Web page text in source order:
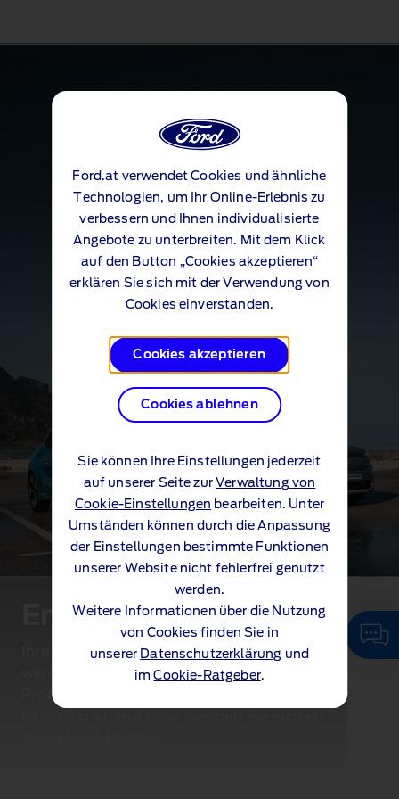
Ford.at verwendet Cookies und ähnliche
Technologien, um Ihr Online-Erlebnis zu
verbessern und Ihnen individualisierte
Angebote zu unterbreiten. Mit dem Klick
auf den Button „Cookies akzeptieren“
erklären Sie sich mit der Verwendung von
Cookies einverstanden.
Cookies akzeptieren
Cookies ablehnen
Sie können Ihre Einstellungen jederzeit
auf unserer Seite zur Verwaltung von
Cookie-Einstellungen bearbeiten. Unter
Umständen können durch die Anpassung
der Einstellungen bestimmte Funktionen
unserer Website nicht fehlerfrei genutzt
werden.
Weitere Informationen über die Nutzung
von Cookies finden Sie in
unserer Datenschutzerklärung und
imCookie-Ratgeber.
Entschuldigung…
Ihre Anfrage konnte leider nicht gesendet
werden. Wir arbeiten bereits daran, das
Problem zu beheben. Bitte versuchen Sie